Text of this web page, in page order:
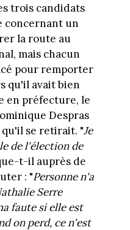
trois candidats
concernant un
la route au
mais chacun
pour remporter
qu'il avait bien
en préfecture, le
Despras
se retirait. "Je
de l'élection de
t-il auprès de
: "Personne n'a
Serre
faute si elle est
on perd, ce n'est